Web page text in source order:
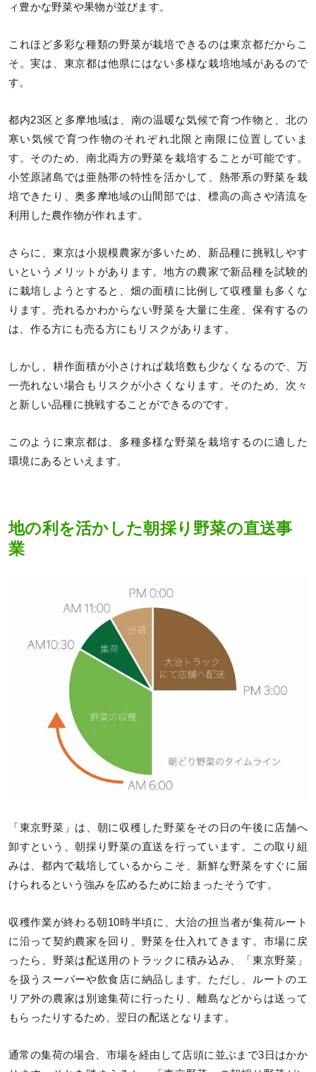
ィ豊かな野菜や果物が並びます。
これほど多彩な種類の野菜が栽培できるのは東京都だからこ
そ。実は、東京都は他県にはない多様な栽培地域があるので
す。
都内23区と多摩地域は、南の温暖な気候で育つ作物と、北の
寒い気候で育つ作物のそれぞれ北限と南限に位置していま
す。そのため、南北両方の野菜を栽培することが可能です。
小笠原諸島では亜熱帯の特性を活かして、熱帯系の野菜を栽
培できたり、奥多摩地域の山間部では、標高の高さや清流を
利用した農作物が作れます。
さらに、東京は小規模農家が多いため、新品種に挑戦しやす
いというメリットがあります。地方の農家で新品種を試験的
に栽培しようとすると、畑の面積に比例して収穫量も多くな
ります。売れるかわからない野菜を大量に生産、保有するの
は、作る方にも売る方にもリスクがあります。
しかし、耕作面積が小さければ栽培数も少なくなるので、万
一売れない場合もリスクが小さくなります。そのため、次々
と新しい品種に挑戦することができるのです。
このように東京都は、多種多様な野菜を栽培するのに適した
環境にあるといえます。
地の利を活かした朝採り野菜の直送事
業
「東京野菜」は、朝に収穫した野菜をその日の午後に店舗へ
卸すという、朝採り野菜の直送を行っています。この取り組
みは、都内で栽培しているからこそ、新鮮な野菜をすぐに届
けられるという強みを広めるために始まったそうです。
収穫作業が終わる朝10時半頃に、大治の担当者が集荷ルート
に沿って契約農家を回り、野菜を仕入れてきます。市場に戻
ったら、野菜は配送用のトラックに積み込み、「東京野菜」
を扱うスーパーや飲食店に納品します。ただし、ルートのエ
リア外の農家は別途集荷に行ったり、離島などからは送って
もらったりするため、翌日の配送となります。
通常の集荷の場合、市場を経由して店頭に並ぶまで3日はかか